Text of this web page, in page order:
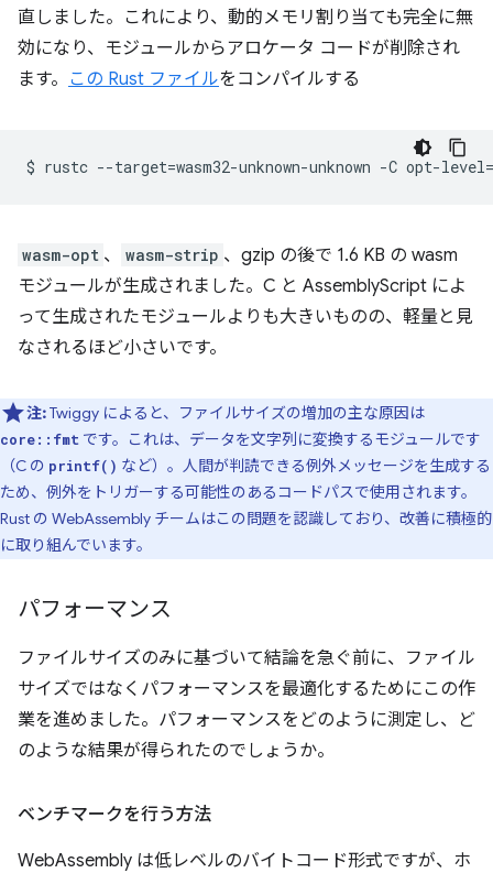
直しました。これにより、動的メモリ割り当ても完全に無
効になり、モジュールからアロケータ コードが削除され
ます。 この Rust ファイルをコンパイルする
$ rustc --target=wasm32-unknown-unknown -C opt-level=
wasm-opt 、 wasm-strip 、gzip の後で 1.6 KB の wasm
モジュールが生成されました。C と AssemblyScript によ
って生成されたモジュールよりも大きいものの、軽量と見
なされるほど小さいです。
注:Twiggy によると、ファイルサイズの増加の主な原因は
core::fmt です。これは、データを文字列に変換するモジュールです
（C の printf() など）。人間が判読できる例外メッセージを生成する
ため、例外をトリガーする可能性のあるコードパスで使用されます。
Rust の WebAssembly チームはこの問題を認識しており、改善に積極的
に取り組んでいます。
パフォーマンス
ファイルサイズのみに基づいて結論を急ぐ前に、ファイル
サイズではなくパフォーマンスを最適化するためにこの作
業を進めました。パフォーマンスをどのように測定し、ど
のような結果が得られたのでしょうか。
ベンチマークを行う方法
WebAssembly は低レベルのバイトコード形式ですが、ホ